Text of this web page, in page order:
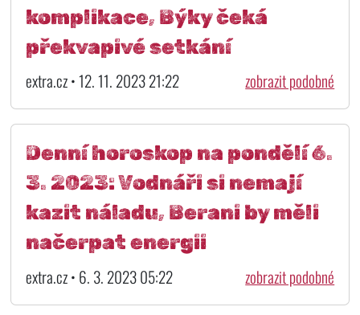
komplikace, Býky čeká
překvapivé setkání
extra.cz • 12. 11. 2023 21:22 zobrazit podobné
Denní horoskop na pondělí 6.
3. 2023: Vodnáři si nemají
kazit náladu, Berani by měli
načerpat energii
extra.cz • 6. 3. 2023 05:22 zobrazit podobné